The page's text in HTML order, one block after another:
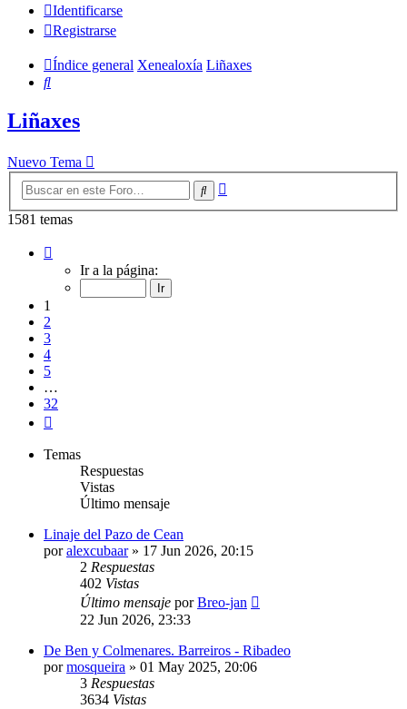
Identificarse
Registrarse
Índice general Xenealoxía Liñaxes
Buscar
Liñaxes
Nuevo Tema
Buscar
1581 temas
Ir a la página:
1
2
3
4
5
…
32
Temas
Respuestas
Vistas
Último mensaje
Linaje del Pazo de Cean
poralexcubaar» 17 Jun 2026, 20:15
2 Respuestas
402 Vistas
Último mensaje porBreo-jan
22 Jun 2026, 23:33
De Ben y Colmenares. Barreiros - Ribadeo
pormosqueira » 01 May 2025, 20:06
3 Respuestas
3634 Vistas